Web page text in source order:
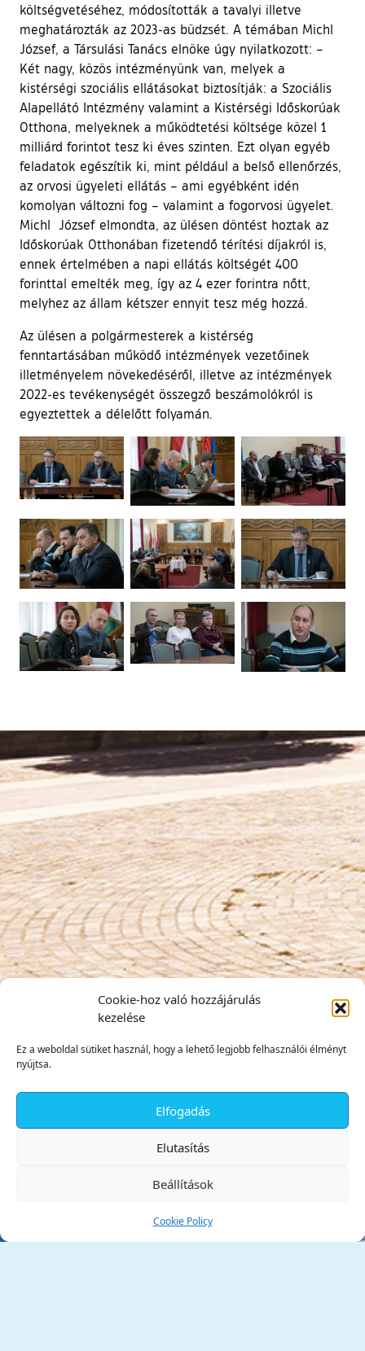
Cookie-hoz való hozzájárulás
kezelése
Ez a weboldal sütiket használ, hogy a lehető legjobb felhasználói élményt
nyújtsa.
Elfogadás
Elutasítás
Beállítások
Cookie Policy
költségvetéséhez, módosították a tavalyi illetve
meghatározták az 2023-as büdzsét. A témában Michl
József, a Társulási Tanács elnöke úgy nyilatkozott: –
Két nagy, közös intézményünk van, melyek a
kistérségi szociális ellátásokat biztosítják: a Szociális
Alapellátó Intézmény valamint a Kistérségi Időskorúak
Otthona, melyeknek a működtetési költsége közel 1
milliárd forintot tesz ki éves szinten. Ezt olyan egyéb
feladatok egészítik ki, mint például a belső ellenőrzés,
az orvosi ügyeleti ellátás – ami egyébként idén
komolyan változni fog – valamint a fogorvosi ügyelet.
Michl József elmondta, az ülésen döntést hoztak az
Időskorúak Otthonában fizetendő térítési díjakról is,
ennek értelmében a napi ellátás költségét 400
forinttal emelték meg, így az 4 ezer forintra nőtt,
melyhez az állam kétszer ennyit tesz még hozzá.
Az ülésen a polgármesterek a kistérség
fenntartásában működő intézmények vezetőinek
illetményelem növekedéséről, illetve az intézmények
2022-es tevékenységét összegző beszámolókról is
egyeztettek a délelőtt folyamán.
Ugrás a galéria utánra
Tata Város Önkormányzata
✕